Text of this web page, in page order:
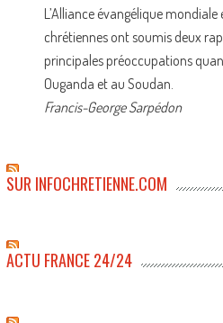
L’Alliance évangélique
chrétiennes ont soumis deux
principales préoccupations
Ouganda et au Soudan.
Francis-George Sarpédon
SUR INFOCHRETIENNE.COM
ACTU FRANCE 24/24